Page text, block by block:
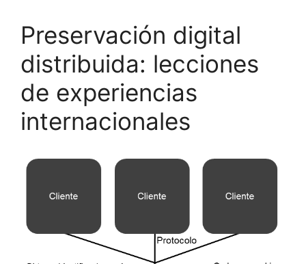
Preservación digital
distribuida: lecciones
de experiencias
internacionales